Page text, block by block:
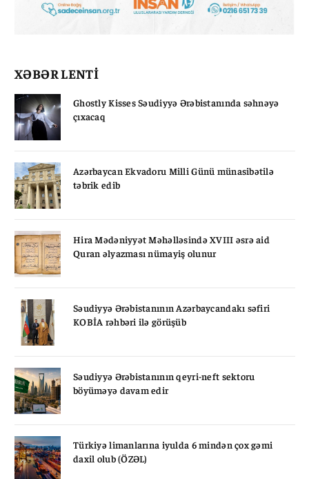
XƏBƏR LENTİ
Ghostly Kisses Səudiyyə Ərəbistanında səhnəyə
çıxacaq
Azərbaycan Ekvadoru Milli Günü münasibətilə
təbrik edib
Hira Mədəniyyət Məhəlləsində XVIII əsrə aid
Quran əlyazması nümayiş olunur
Səudiyyə Ərəbistanının Azərbaycandakı səfiri
KOBİA rəhbəri ilə görüşüb
Səudiyyə Ərəbistanının qeyri-neft sektoru
böyüməyə davam edir
Türkiyə limanlarına iyulda 6 mindən çox gəmi
daxil olub (ÖZƏL)